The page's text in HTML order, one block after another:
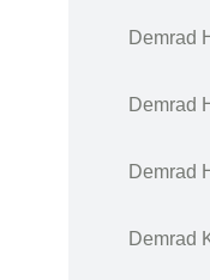
Demrad
Demrad
Demrad
Demrad